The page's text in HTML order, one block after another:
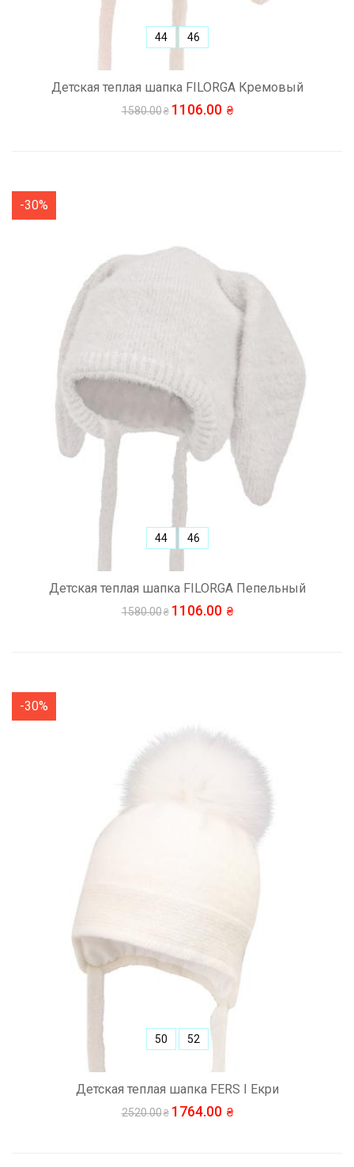
Детская теплая шапка FILORGA Кремовый
1580.00 1106.00
44 46
-30%
Детская теплая шапка FILORGA Пепельный
1580.00 1106.00
44 46
-30%
Детская теплая шапка FERS I Екри
2520.00 1764.00
50 52